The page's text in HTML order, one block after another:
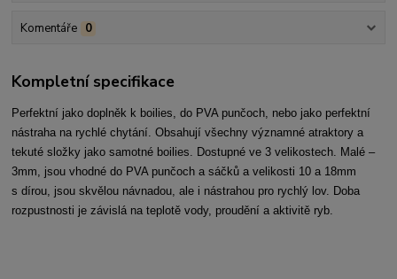
Komentáře 0
Kompletní specifikace
Perfektní jako doplněk k boilies, do PVA punčoch, nebo jako perfektní
nástraha na rychlé chytání. Obsahují všechny významné atraktory a
tekuté složky jako samotné boilies. Dostupné ve 3 velikostech. Malé –
3mm, jsou vhodné do PVA punčoch a sáčků a velikosti 10 a 18mm
s dírou, jsou skvělou návnadou, ale i nástrahou pro rychlý lov. Doba
rozpustnosti je závislá na teplotě vody, proudění a aktivitě ryb.